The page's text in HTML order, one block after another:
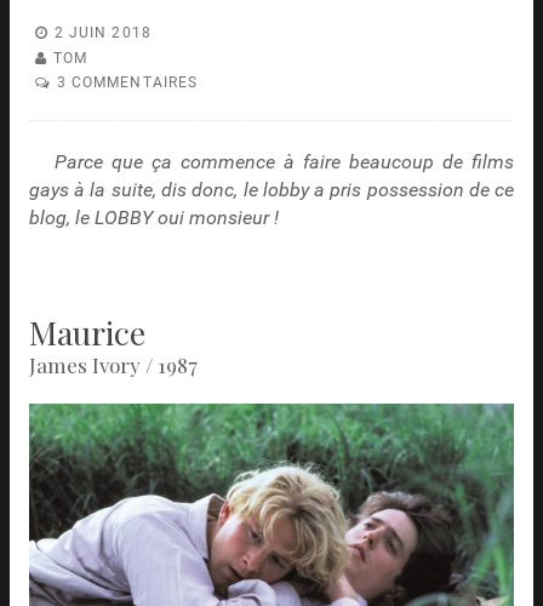
2 JUIN 2018
TOM
3 COMMENTAIRES
Parce que ça commence à faire beaucoup de films
gays à la suite, dis donc, le lobby a pris possession de ce
blog, le LOBBY oui monsieur !
Maurice
James Ivory / 1987